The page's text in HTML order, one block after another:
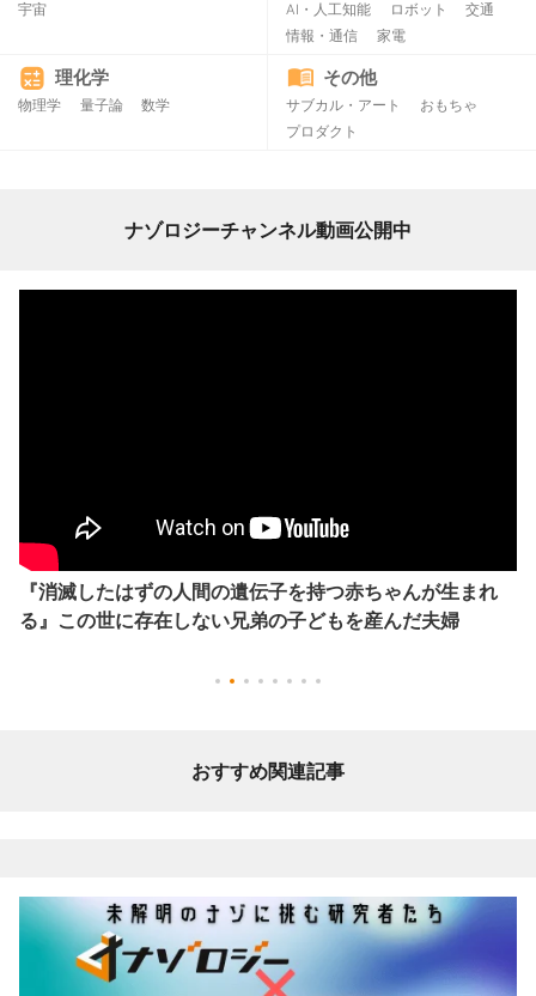
宇宙 AI・人工知能 ロボット
交通
情報・通信
家電
理化学
物理学 量子論 数学
その他
サブカル・アート
おもちゃ
プロダクト
ナゾロジーチャンネル動画公開中
『消滅したはずの人間の遺伝子を持つ赤ちゃんが生まれ
る』この世に存在しない兄弟の子どもを産んだ夫婦
おすすめ関連記事